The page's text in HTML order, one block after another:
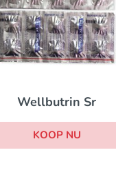
Wellbutrin Sr
KOOP NU